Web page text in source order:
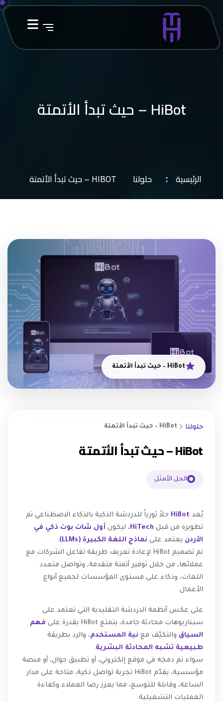
HiBot – حيث تبدأ الأتمتة
الرئيسية حلولنا HIBOT – حيث تبدأ الأتمتة
HiBot – حيث تبدأ الأتمتة
حلولنا HiBot – حيث تبدأ الأتمتة
HiBot – حيث تبدأ الأتمتة
الحل الأمثل
يُعد HiBot حلاً ثورياً للدردشة الذكية بالذكاء الاصطناعي تم
تطويره من قبل HiTech، ليكون أول شات بوت ذكي في
الأردن يعتمد على نماذج اللغة الكبيرة (LLMs)
.
تم تصميم HiBot لإعادة تعريف طريقة تفاعل الشركات مع
عملائها، من خلال توفير أتمتة متقدمة، وتواصل متعدد
اللغات، وذكاء على مستوى المؤسسات لجميع أنواع
الأعمال.
على عكس أنظمة الدردشة التقليدية التي تعتمد على
سيناريوهات محادثة جامدة، يتمتع HiBot بقدرة على
فهم
السياق والتكيّف مع نية المستخدم، والرد بطريقة
طبيعية تشبه المحادثة البشرية.
سواء تم دمجه في موقع إلكتروني، أو تطبيق جوال، أو منصة
مؤسسية، يقدّم HiBot تجربة تواصل ذكية، متاحة على مدار
الساعة، وقابلة للتوسع، مما يعزز رضا العملاء وكفاءة
العمليات التشغيلية.